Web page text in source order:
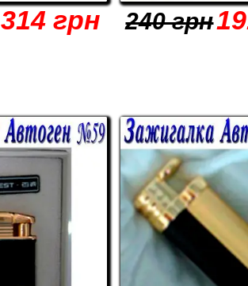
314 грн 240 грн